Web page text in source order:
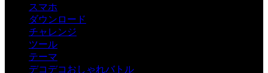
スマホ
ダウンロード
チャレンジ
ツール
テーマ
デコデコおしゃれバトル